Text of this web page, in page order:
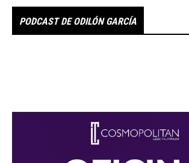
PODCAST DE ODILÓN GARCÍA